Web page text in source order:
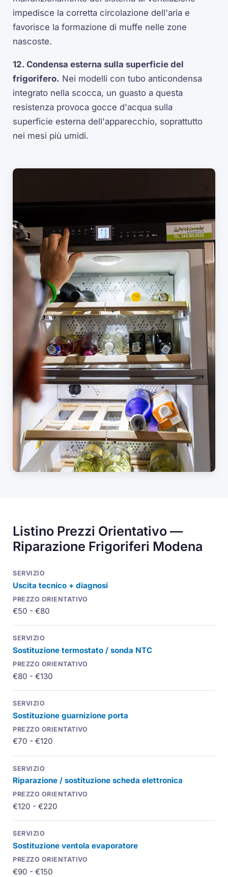
impedisce la corretta circolazione dell'aria e
favorisce la formazione di muffe nelle zone
nascoste.
12. Condensa esterna sulla superficie del
frigorifero. Nei modelli con tubo anticondensa
integrato nella scocca, un guasto a questa
resistenza provoca gocce d'acqua sulla
superficie esterna dell'apparecchio, soprattutto
nei mesi più umidi.
Listino Prezzi Orientativo —
Riparazione Frigoriferi Modena
Uscita tecnico + diagnosi
€50 - €80
Sostituzione termostato / sonda NTC
€80 - €130
Sostituzione guarnizione porta
€70 - €120
Riparazione / sostituzione scheda elettronica
€120 - €220
Sostituzione ventola evaporatore
€90 - €150